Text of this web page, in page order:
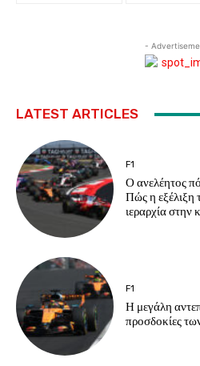
-
LATEST ARTICLES
F1
Ο ανελέητος
Πώς η εξέλιξη
ιεραρχία στην
F1
Η μεγάλη
προσδοκίες